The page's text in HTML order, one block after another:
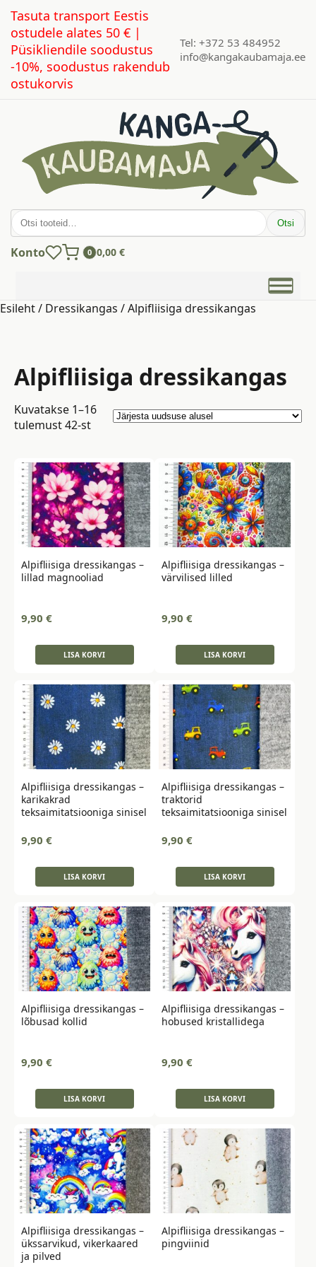
Tasuta transport Eestis
ostudele alates 50 € |
Püsikliendile soodustus
-10%, soodustus rakendub
ostukorvis
Tel: +372 53 484952
info@kangakaubamaja.ee
Otsi: Otsi
Konto 0 0,00 €
Esileht/ Dressikangas / Alpifliisiga dressikangas
Alpifliisiga dressikangas
Kuvatakse 1–16
tulemust 42-stSorted
Alpifliisiga dressikangas –
lillad magnooliad
9,90 €
LISA KORVI
Alpifliisiga dressikangas –
värvilised lilled
9,90 €
LISA KORVI
Alpifliisiga dressikangas –
karikakrad
teksaimitatsiooniga sinisel
9,90 €
LISA KORVI
Alpifliisiga dressikangas –
traktorid
teksaimitatsiooniga sinisel
9,90 €
LISA KORVI
Alpifliisiga dressikangas –
lõbusad kollid
9,90 €
LISA KORVI
Alpifliisiga dressikangas –
hobused kristallidega
9,90 €
LISA KORVI
Alpifliisiga dressikangas –
ükssarvikud, vikerkaared
ja pilved
Alpifliisiga dressikangas –
pingviinid